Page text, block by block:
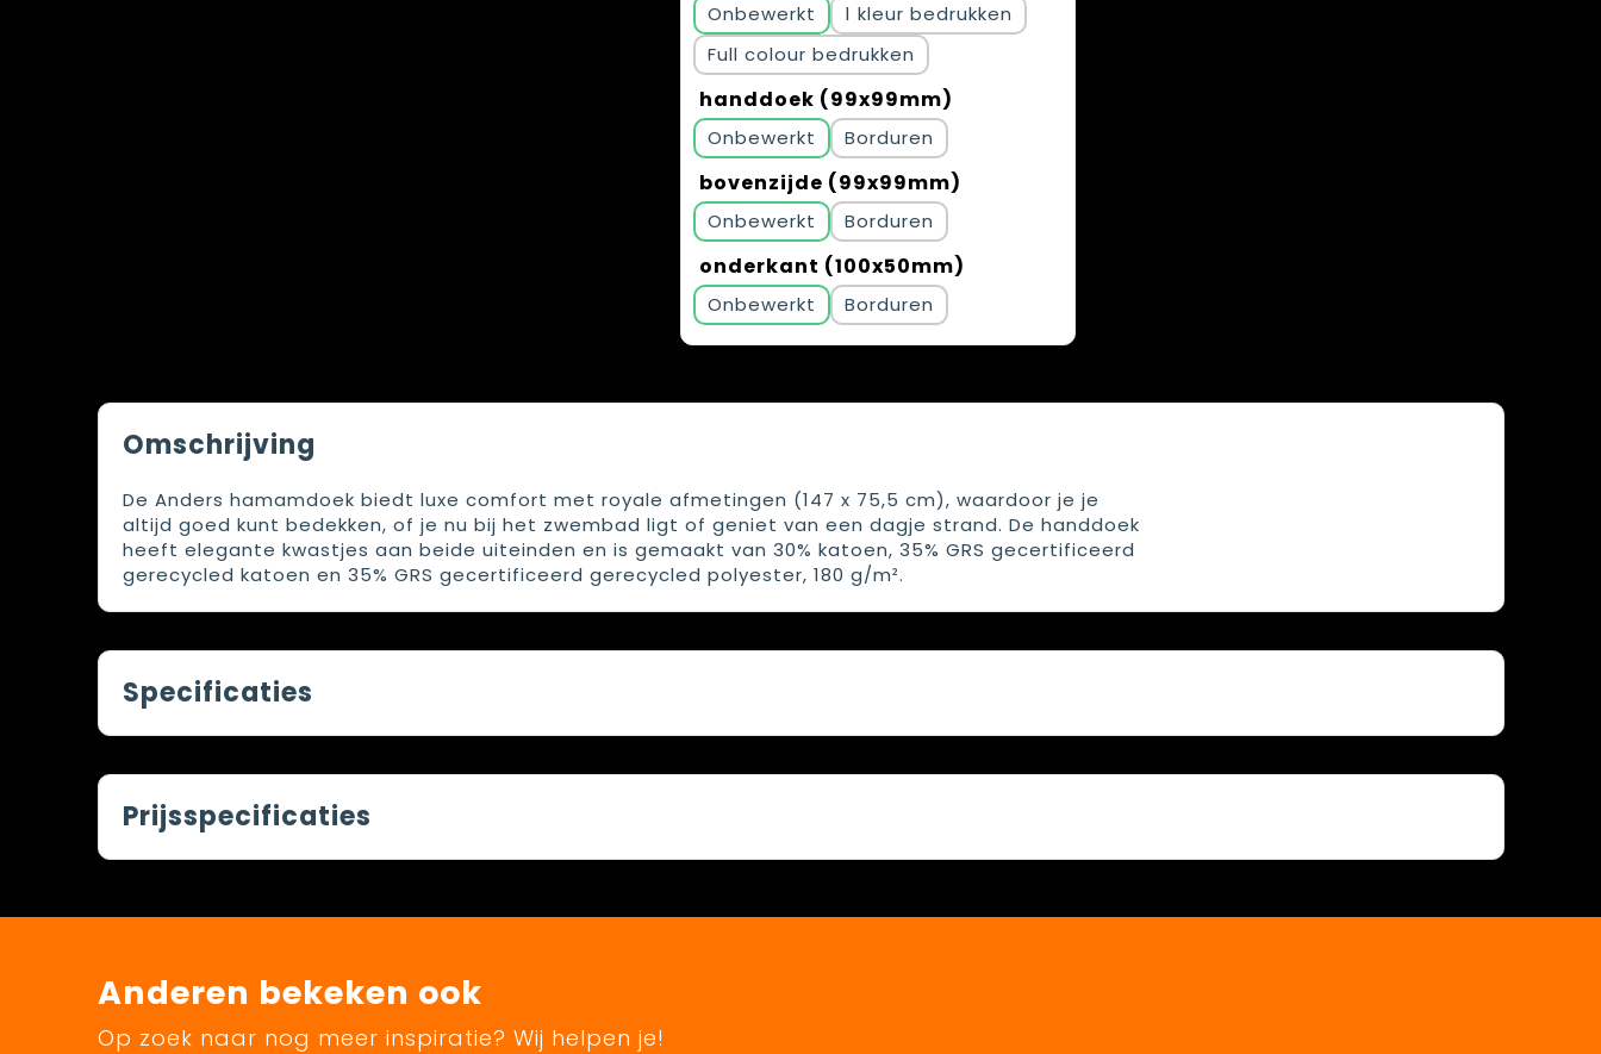
Onbewerkt
1
Full colour
handdoek (99x99mm)
Onbewerkt Borduren
bovenzijde (99x99mm)
Onbewerkt Borduren
onderkant (100x50mm)
Onbewerkt Borduren
Omschrijving
De Anders hamamdoek biedt luxe comfort met royale afmetingen (147 x 75,5 cm), waardoor je je
altijd goed kunt bedekken, of je nu bij het zwembad ligt of geniet van een dagje strand. De handdoek
heeft elegante kwastjes aan beide uiteinden en is gemaakt van 30% katoen, 35% GRS gecertificeerd
gerecycled katoen en 35% GRS gecertificeerd gerecycled polyester, 180 g/m².
Specificaties
Prijsspecificaties
Anderen bekeken ook
Op zoek naar nog meer inspiratie? Wij helpen je!